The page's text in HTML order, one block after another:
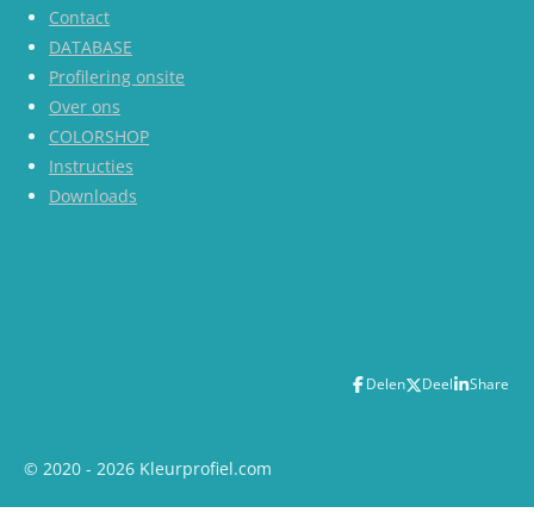
Contact
DATABASE
Profilering onsite
Over ons
COLORSHOP
Instructies
Downloads
Delen Deel Share
© 2020 - 2026 Kleurprofiel.com